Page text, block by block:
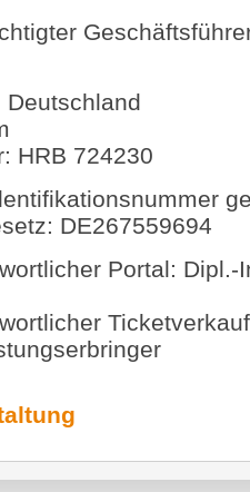
Deutschland
HRB 724230
DE267559694
Portal: Dipl.-